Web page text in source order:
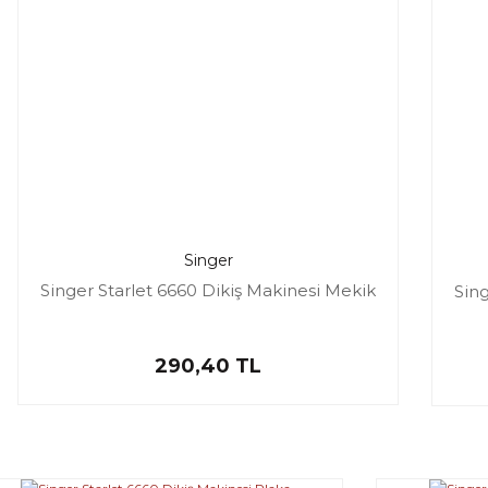
Singer
Singer Starlet 6660 Dikiş Makinesi Mekik
290,40 TL